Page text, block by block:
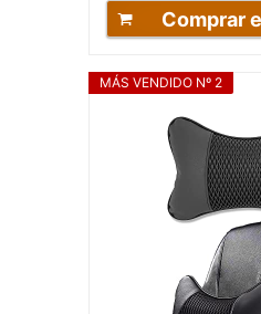
Comprar
MÁS VENDIDO Nº 2